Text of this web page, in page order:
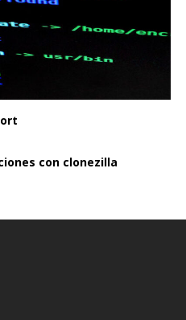
con clonezilla